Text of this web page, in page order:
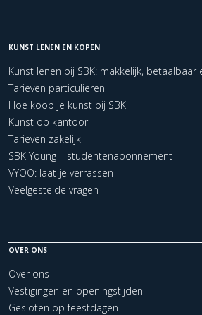
KUNST LENEN EN KOPEN
Kunst lenen bij SBK: makkelijk, betaalbaar
Tarieven particulieren
Hoe koop je kunst bij SBK
Kunst op kantoor
Tarieven zakelijk
SBK Young – studentenabonnement
VYOO: laat je verrassen
Veelgestelde vragen
OVER ONS
Over ons
Vestigingen en openingstijden
Gesloten op feestdagen